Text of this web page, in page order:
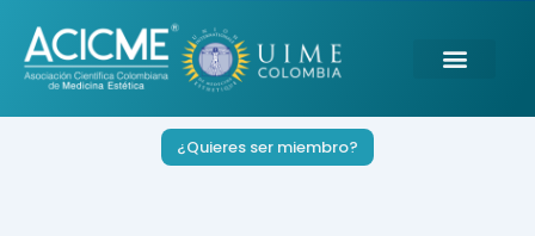
contenido
¿Quieres ser miembro?
por: